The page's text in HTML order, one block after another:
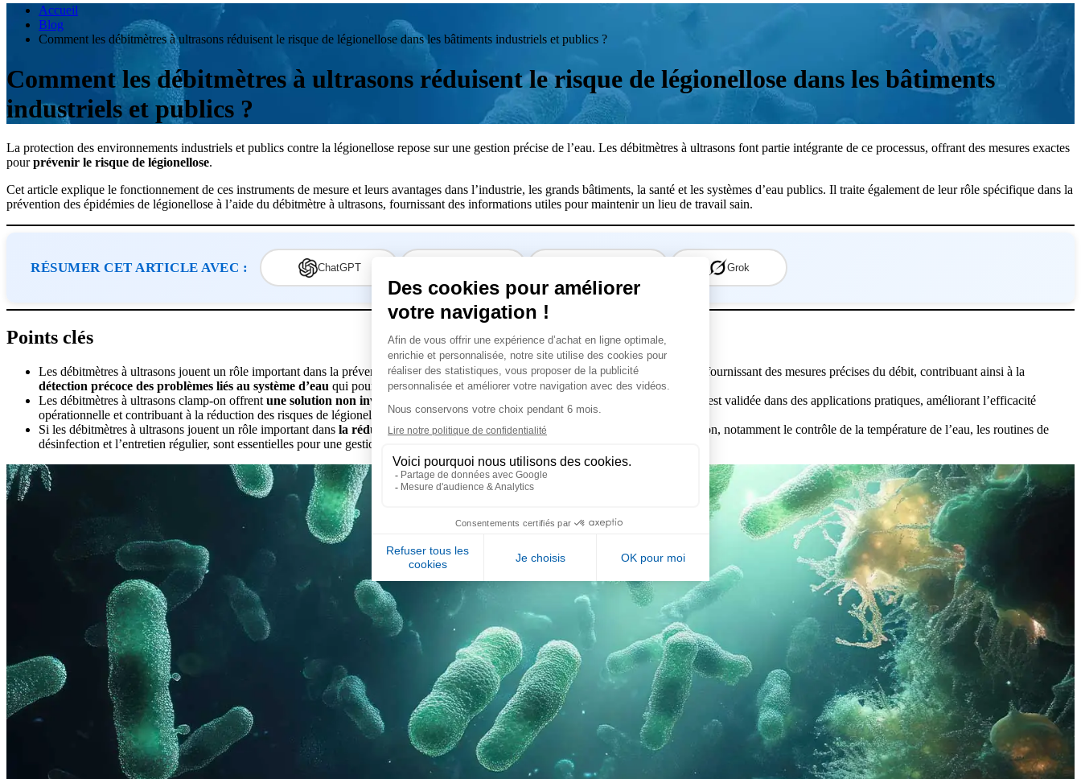
Accueil
Blog
Comment les débitmètres à ultrasons réduisent le risque de légionellose dans les bâtiments industriels et publics ?
Comment les débitmètres à ultrasons réduisent le risque de légionellose dans les bâtiments
industriels et publics ?
La protection des environnements industriels et publics contre la légionellose repose sur une gestion précise de l’eau. Les débitmètres à ultrasons font partie intégrante de ce processus, offrant des mesures exactes
pourprévenir le risque de légionellose.
Cet article explique le fonctionnement de ces instruments de mesure et leurs avantages dans l’industrie, les grands bâtiments, la santé et les systèmes d’eau publics. Il traite également de leur rôle spécifique dans la
prévention des épidémies de légionellose à l’aide du débitmètre à ultrasons, fournissant des informations utiles pour maintenir un lieu de travail sain.
RÉSUMER CET ARTICLE AVEC : ChatGPT Grok
Points clés
Les débitmètres à ultrasons jouent un rôle important dans la prévention de la légionellose dans les bâtiments industriels et publics en fournissant des mesures précises du débit, contribuant ainsi à la
détection précoce des problèmes liés au système d’eau qui pourraient favoriser la croissance bactérienne.
Les débitmètres à ultrasons clamp-on offrent une solution non invasive pour la surveillance des systèmes d’eau
, et leur efficacité est validée dans des applications pratiques, améliorant l’efficacité
opérationnelle et contribuant à la réduction des risques de légionellose.
Si les débitmètres à ultrasons jouent un rôle important dans la réduction des risques de légionellose , d’autres méthodes de prévention, notamment le contrôle de la température de l’eau, les routines de
désinfection et l’entretien régulier, sont essentielles pour une gestion complète des risques.